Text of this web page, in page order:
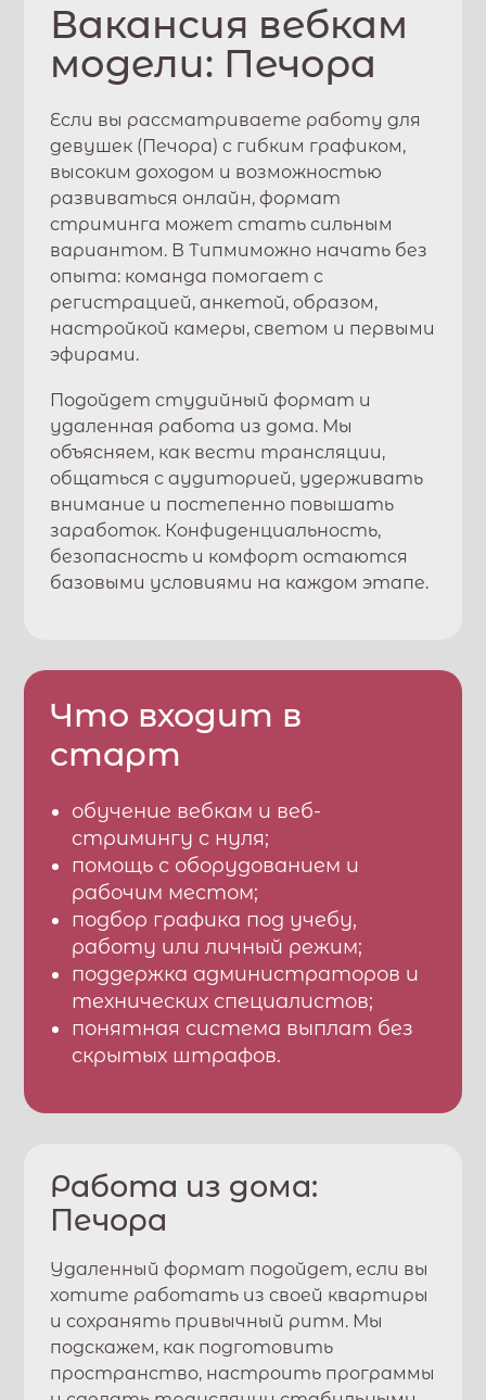
Вакансия вебкам
модели: Печора
Если вы рассматриваете работу для
девушек (Печора) с гибким графиком,
высоким доходом и возможностью
развиваться онлайн, формат
стриминга может стать сильным
вариантом. ВТипмиможно начать без
опыта: команда помогает с
регистрацией, анкетой, образом,
настройкой камеры, светом и первыми
эфирами.
Подойдет студийный формат и
удаленная работа из дома. Мы
объясняем, как вести трансляции,
общаться с аудиторией, удерживать
внимание и постепенно повышать
заработок. Конфиденциальность,
безопасность и комфорт остаются
базовыми условиями на каждом этапе.
Что входит в
старт
обучение вебкам и веб-
стримингу с нуля;
помощь с оборудованием и
рабочим местом;
подбор графика под учебу,
работу или личный режим;
поддержка администраторов и
технических специалистов;
понятная система выплат без
скрытых штрафов.
Работа из дома:
Печора
Удаленный формат подойдет, если вы
хотите работать из своей квартиры
и сохранять привычный ритм. Мы
подскажем, как подготовить
пространство, настроить программы